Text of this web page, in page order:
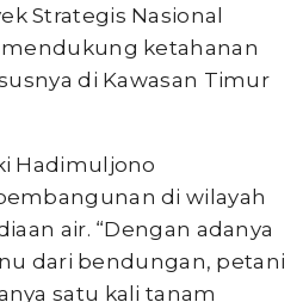
Strategis Nasional
mendukung ketahanan
di Kawasan Timur
Hadimuljono
di wilayah
air. “Dengan adanya
dari bendungan, petani
satu kali tanam